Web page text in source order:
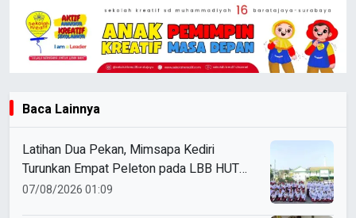
Baca Lainnya
Latihan Dua Pekan, Mimsapa Kediri
Turunkan Empat Peleton pada LBB HUT
Ke-81 RI Kecamatan Pare
07/08/2026 01:09